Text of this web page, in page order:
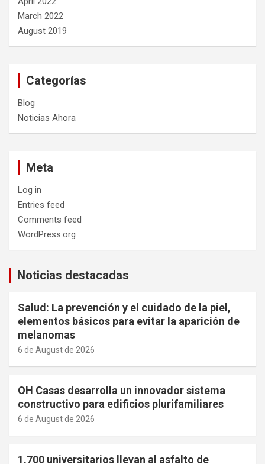
March 2022
August 2019
Categorías
Blog
Noticias Ahora
Meta
Log in
Entries feed
Comments feed
WordPress.org
Noticias destacadas
Salud: La prevención y el cuidado de la piel,
elementos básicos para evitar la aparición de
melanomas
6 de August de 2026
OH Casas desarrolla un innovador sistema
constructivo para edificios plurifamiliares
6 de August de 2026
1.700 universitarios llevan al asfalto de